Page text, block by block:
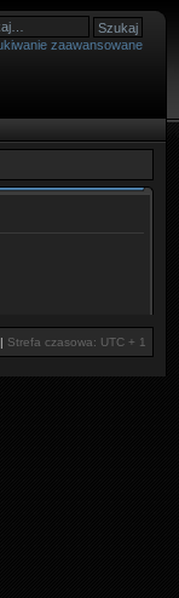
zaawansowane
| Strefa czasowa: UTC + 1